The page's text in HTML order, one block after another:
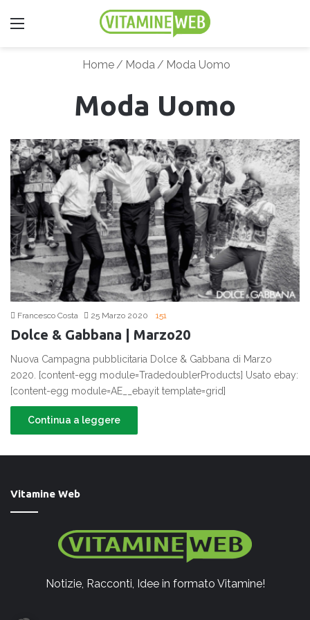
Home / Moda / Moda Uomo
Moda Uomo
Francesco Costa 25 Marzo 2020 151
Dolce & Gabbana | Marzo20
Nuova Campagna pubblicitaria Dolce & Gabbana di Marzo
2020. [content-egg module=TradedoublerProducts] Usato ebay:
[content-egg module=AE__ebayit template=grid]
Continua a leggere
Vitamine Web
Notizie, Racconti, Idee in formato Vitamine!